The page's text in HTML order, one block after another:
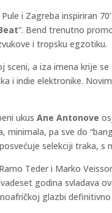
i Zagreba inspiriran
“. Bend trenutno
i tropsku egzotiku.
sceni, a iza imena krije
i indie elektronike.
ukusAne Antonove
pa sve do
selekciji traka, s
Teder i Marko
godina svladava
glazbi